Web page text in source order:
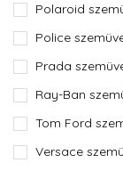
Polaroid
Police
Prada
Ray-Ban
Tom Ford
Versace